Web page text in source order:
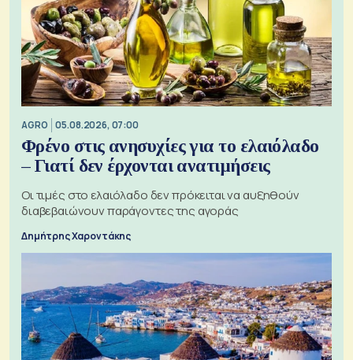
AGRO 05.08.2026, 07:00
Φρένο στις ανησυχίες για το ελαιόλαδο
– Γιατί δεν έρχονται ανατιμήσεις
Οι τιμές στο ελαιόλαδο δεν πρόκειται να αυξηθούν
διαβεβαιώνουν παράγοντες της αγοράς
Δημήτρης Χαροντάκης